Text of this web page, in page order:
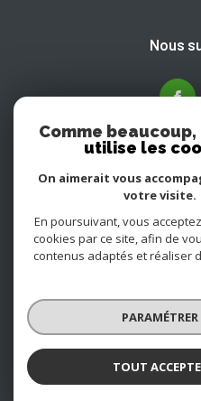
nous
© 2026 | Tous droits réservés
Comme
utilise les
On aimerait vous
votre visite.
En poursuivant, vous
cookies par ce site, afin de
contenus adaptés et réaliser
PARAMÉTRER
TOUT